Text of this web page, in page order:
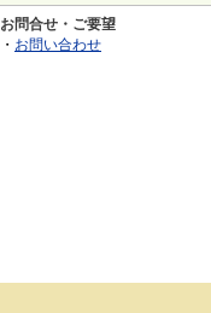
お問合せ・ご要望
・ お問い合わせ